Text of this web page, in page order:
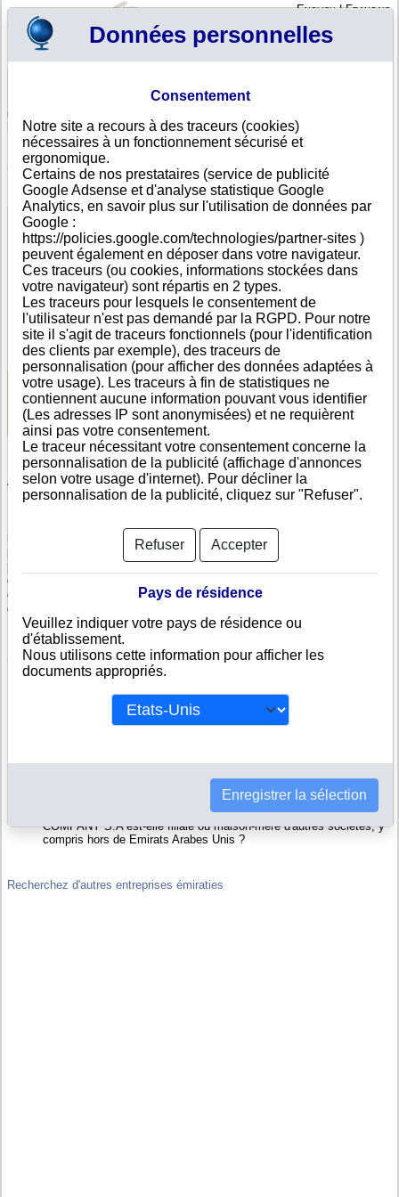
English|Français
Votre panier est vide
Emirats Arabes Unis >Toutes villes >Cairo
NORTH PETROLEUM INTERNATIONAL COMPANY
S.A, Cairo
FICHE ENTREPRISE
Dénomination
S.A
Adresse
9 Street No.278
Ville
Cairo
Pays
Emirats Arabes Unis
Type
d'adresse
Adresse unique
Téléphone
+971 22-------
DUNS®
Number
36-------
Voir les informations disponibles
Vérifiez NORTH PETROLEUM INTERNATIONAL COMPANY S.A
immatriculée au registre du commerce émirati. Info-clipper.com vous
propose une large gamme de documents et de rapports contenant d'une
part des informations issues des données légales permettant notamment
de constituer l'équivalent d'un Kbis et d'autres part des analyses et
enquêtes commerciales permettant d'évaluer la fiabilité et la solvabilité
de cette entreprise.
Les documents sur NORTH PETROLEUM INTERNATIONAL COMPANY
S.A contiennent des informations telles que :
N° DUNS : Ce N° est un SIRET international permettant d'identifier
chaque société
Bilans, scores, ratings permettant d'évaluer la situation financière
de NORTH PETROLEUM INTERNATIONAL COMPANY S.A
Liens financiers : NORTH PETROLEUM INTERNATIONAL
COMPANY S.A est-elle filiale ou maison-mère d'autres sociétés, y
compris hors de Emirats Arabes Unis ?
Recherchez d'autres entreprises émiraties
Données personnelles
Consentement
Notre site a recours à des traceurs (cookies)
nécessaires à un fonctionnement sécurisé et
ergonomique.
Certains de nos prestataires (service de publicité
Google Adsense et d'analyse statistique Google
Analytics, en savoir plus sur l'utilisation de données par
Google :
https://policies.google.com/technologies/partner-sites )
peuvent également en déposer dans votre navigateur.
Ces traceurs (ou cookies, informations stockées dans
votre navigateur) sont répartis en 2 types.
Les traceurs pour lesquels le consentement de
l'utilisateur n'est pas demandé par la RGPD. Pour notre
site il s'agit de traceurs fonctionnels (pour l'identification
des clients par exemple), des traceurs de
personnalisation (pour afficher des données adaptées à
votre usage). Les traceurs à fin de statistiques ne
contiennent aucune information pouvant vous identifier
(Les adresses IP sont anonymisées) et ne requièrent
ainsi pas votre consentement.
Le traceur nécessitant votre consentement concerne la
personnalisation de la publicité (affichage d'annonces
selon votre usage d'internet). Pour décliner la
personnalisation de la publicité, cliquez sur "Refuser".
Refuser Accepter
Pays de résidence
Veuillez indiquer votre pays de résidence ou
d'établissement.
Nous utilisons cette information pour afficher les
documents appropriés.
Enregistrer la sélection